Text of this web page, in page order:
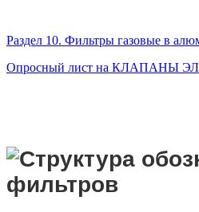
Раздел 10. Фильтры газовые в
Опросный лист на КЛАПАНЫ